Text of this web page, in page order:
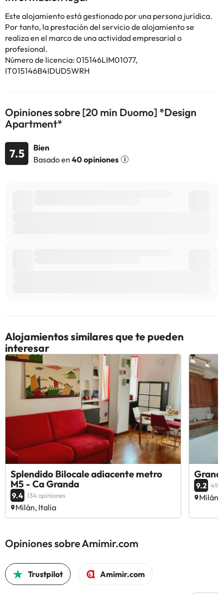
En este alojamiento no se pueden celebrar despedidas de soltero
o soltera ni fiestas similares.
Algunos de los servicios detallados pueden ser de pago. Puedes
consultar sus tarifas directamente en el establecimiento. Toda la
información de esta ficha está sujeta a cambios por parte del
alojamiento. Si tienes dudas, contáctanos.
Este alojamiento está gestionado por una persona jurídica.
Por tanto, la prestación del servicio de alojamiento se
realiza en el marco de una actividad empresarial o
profesional.
Número de licencia: 015146LIM01077,
IT015146B4IDUD5WRH
Opiniones sobre [20 min Duomo] *Design
Apartment*
7.5
Bien
Basado en 40 opiniones
Alojamientos similares que te pueden
interesar
Splendido Bilocale adiacente metro
M5 - Ca Granda
9.4 134 opiniones
Milán, Italia
9.2 49
Milán,
Opiniones sobre Amimir.com
Trustpilot Amimir.com